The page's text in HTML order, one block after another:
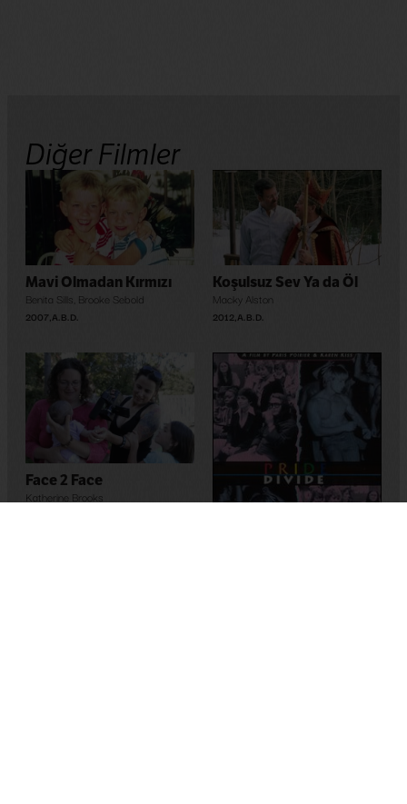
Diğer Filmler
Mavi Olmadan Kırmızı
Benita Sills Brooke Sebold
2007,A.B.D.
Koşulsuz Sev Ya da Öl
Macky Alston
2012,A.B.D.
Face 2 Face
Katherine Brooks